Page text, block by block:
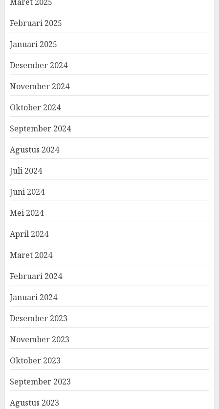
Februari 2025
Januari 2025
Desember 2024
November 2024
Oktober 2024
September 2024
Agustus 2024
Juli 2024
Juni 2024
Mei 2024
April 2024
Maret 2024
Februari 2024
Januari 2024
Desember 2023
November 2023
Oktober 2023
September 2023
Agustus 2023